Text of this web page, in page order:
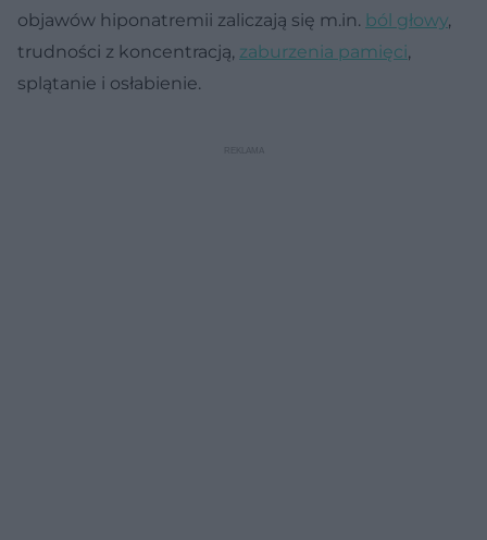
objawów hiponatremii zaliczają się m.in. ból głowy,
trudności z koncentracją, zaburzenia pamięci,
splątanie i osłabienie.